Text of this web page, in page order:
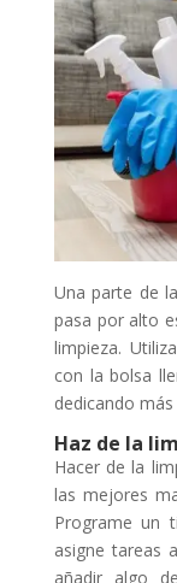
Una parte de
pasa por alto
limpieza.
con la bolsa
dedicando
Haz de la
Hacer de la
las mejores
Programe un
asigne tareas
añadir algo